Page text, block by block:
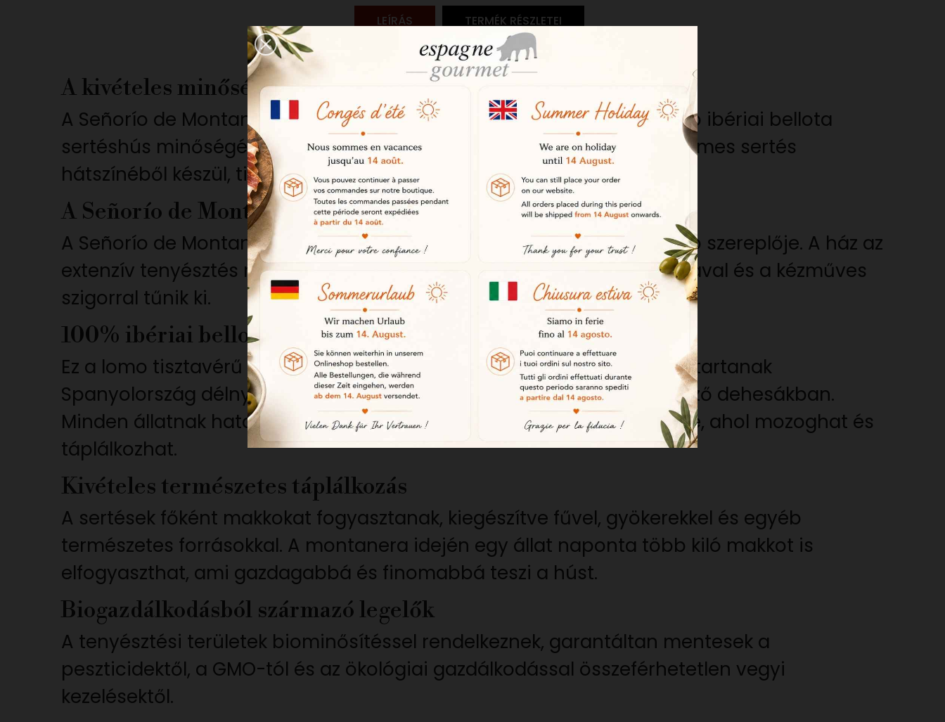
LEÍRÁS TERMÉK RÉSZLETEI
A kivételes minőségű bio ibériai lomo
A Señorío de Montanera 100% ibériai, bellota bio lomo ötvözi a legjobb ibériai bellota
sertéshús minőségét és a biogazdálkodás szigorú követelményeit. Nemes sertés
hátszínéből készül, tiszta ízzel, intenzív aromával és kifinomultsággal.
A Señorío de Montanera presztízse
A Señorío de Montanera az ibériai prémium világ egyik legjelentősebb szereplője. A ház az
extenzív tenyésztés minőségével, a hagyományok tiszteletben tartásával és a kézműves
szigorral tűnik ki.
100% ibériai bellota BIO eredet
Ez a lomo tisztavérű ibériai sertésből származik, amelyeket szabadon tartanak
Spanyolország délnyugati részén található, bio minősítéssel rendelkező dehesákban.
Minden állatnak hatalmas természetes területek állnak rendelkezésére, ahol mozoghat és
táplálkozhat.
Kivételes természetes táplálkozás
A sertések főként makkokat fogyasztanak, kiegészítve fűvel, gyökerekkel és egyéb
természetes forrásokkal. A montanera idején egy állat naponta több kiló makkot is
elfogyaszthat, ami gazdagabbá és finomabbá teszi a húst.
Biogazdálkodásból származó legelők
A tenyésztési területek biominősítéssel rendelkeznek, garantáltan mentesek a
peszticidektől, a GMO-tól és az ökológiai gazdálkodással összeférhetetlen vegyi
kezelésektől.